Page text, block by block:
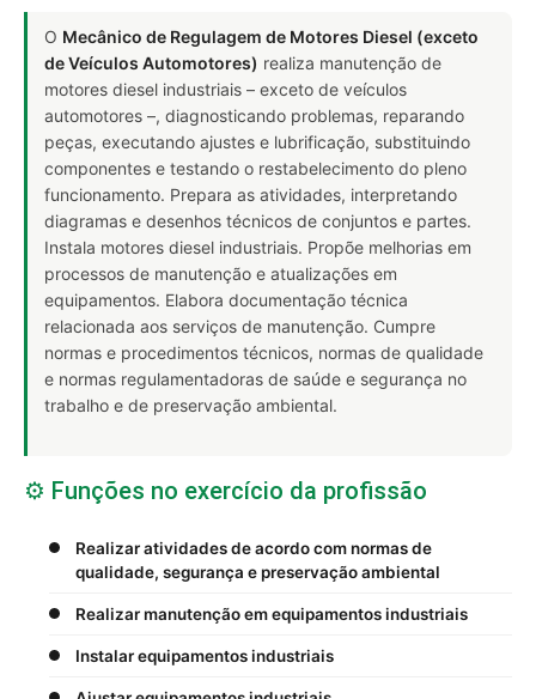
O Mecânico de Regulagem de Motores Diesel (exceto
de Veículos Automotores) realiza manutenção de
motores diesel industriais – exceto de veículos
automotores –, diagnosticando problemas, reparando
peças, executando ajustes e lubrificação, substituindo
componentes e testando o restabelecimento do pleno
funcionamento. Prepara as atividades, interpretando
diagramas e desenhos técnicos de conjuntos e partes.
Instala motores diesel industriais. Propõe melhorias em
processos de manutenção e atualizações em
equipamentos. Elabora documentação técnica
relacionada aos serviços de manutenção. Cumpre
normas e procedimentos técnicos, normas de qualidade
e normas regulamentadoras de saúde e segurança no
trabalho e de preservação ambiental.
⚙️ Funções no exercício da profissão
Realizar atividades de acordo com normas de
qualidade, segurança e preservação ambiental
Realizar manutenção em equipamentos industriais
Instalar equipamentos industriais